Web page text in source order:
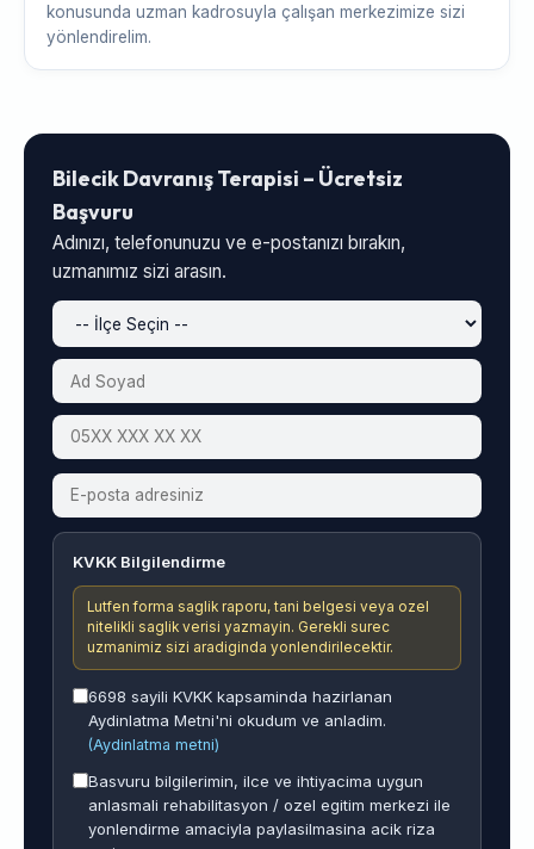
konusunda uzman kadrosuyla çalışan merkezimize sizi
yönlendirelim.
Bilecik Davranış Terapisi – Ücretsiz
Başvuru
Adınızı, telefonunuzu ve e-postanızı bırakın,
uzmanımız sizi arasın.
KVKK Bilgilendirme
Lutfen forma saglik raporu, tani belgesi veya ozel
nitelikli saglik verisi yazmayin. Gerekli surec
uzmanimiz sizi aradiginda yonlendirilecektir.
6698 sayili KVKK kapsaminda hazirlanan
Aydinlatma Metni'ni okudum ve anladim.
(Aydinlatma metni)
Basvuru bilgilerimin, ilce ve ihtiyacima uygun
anlasmali rehabilitasyon / ozel egitim merkezi ile
yonlendirme amaciyla paylasilmasina acik riza